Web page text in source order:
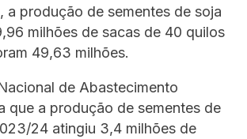
a produção de sementes de soja
milhões de sacas de 40 quilos
49,63 milhões.
de Abastecimento
que a produção de sementes de
24 atingiu 3,4 milhões de